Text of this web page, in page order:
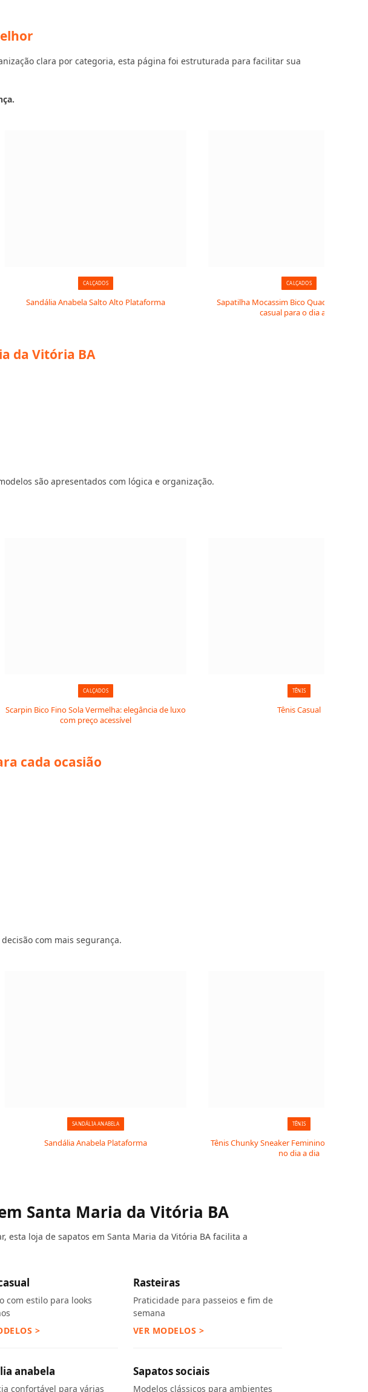
clara por categoria, esta página foi estruturada para facilitar sua
CALÇADOS
Sandália Anabela Salto Alto Plataforma
CALÇADOS
Sapatilha Mocassim Bico Quadrado:
casual para o dia a dia
da Vitória BA
são apresentados com lógica e organização.
CALÇADOS
Scarpin Bico Fino Sola Vermelha: elegância de luxo
com preço acessível
TÊNIS
Tênis Casual
cada ocasião
com mais segurança.
SANDÁLIA ANABELA
Sandália Anabela Plataforma
TÊNIS
Tênis Chunky Sneaker Feminino: conforto
no dia a dia
Santa Maria da Vitória BA
esta loja de sapatos em Santa Maria da Vitória BA facilita a
com estilo para looks
>
Rasteiras
Praticidade para passeios e fim de
semana
VER MODELOS >
anabela
confortável para várias
Sapatos sociais
Modelos clássicos para ambientes